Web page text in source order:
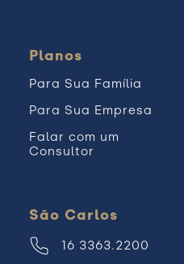
Planos
Para Sua Família
Para Sua Empresa
Falar com um
Consultor
São Carlos
16 3363.2200